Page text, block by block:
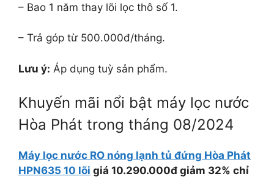
– Bao 1 năm thay lõi lọc thô số 1.
– Trả góp từ 500.000đ/tháng.
Lưu ý: Áp dụng tuỳ sản phẩm.
Khuyến mãi nổi bật máy lọc nước
Hòa Phát trong tháng 08/2024
Máy lọc nước RO nóng lạnh tủ đứng Hòa Phát
HPN635 10 lõi giá 10.290.000đ giảm 32% chỉ